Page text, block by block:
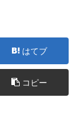
はてブ
コピー